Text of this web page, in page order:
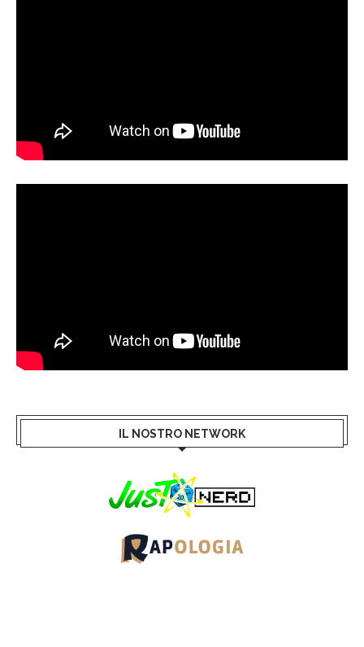
IL NOSTRO NETWORK